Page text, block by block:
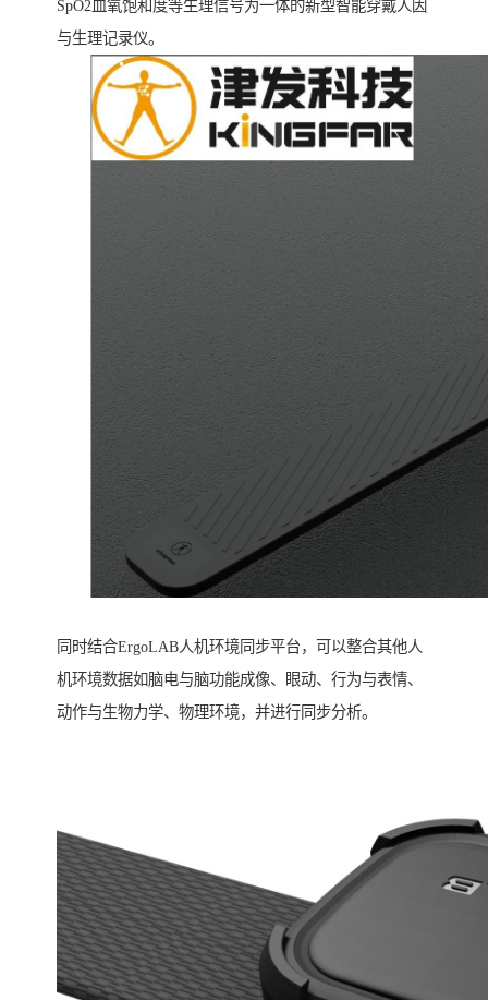
SpO2血氧饱和度等生理信号为一体的新型智能穿戴人因
与生理记录仪。
同时结合ErgoLAB人机环境同步平台，可以整合其他人
机环境数据如脑电与脑功能成像、眼动、行为与表情、
动作与生物力学、物理环境，并进行同步分析。